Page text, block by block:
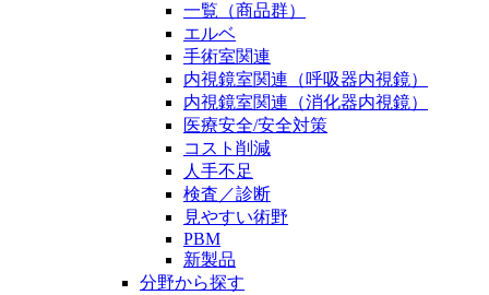
一覧（商品群）
エルベ
手術室関連
内視鏡室関連（呼吸器内視鏡）
内視鏡室関連（消化器内視鏡）
医療安全/安全対策
コスト削減
人手不足
検査／診断
見やすい術野
PBM
新製品
分野から探す